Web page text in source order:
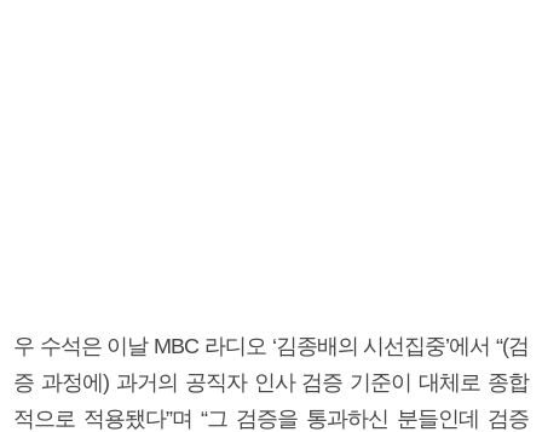
우 수석은 이날 MBC 라디오 ‘김종배의 시선집중’에서 “(검
증 과정에) 과거의 공직자 인사 검증 기준이 대체로 종합
적으로 적용됐다”며 “그 검증을 통과하신 분들인데 검증